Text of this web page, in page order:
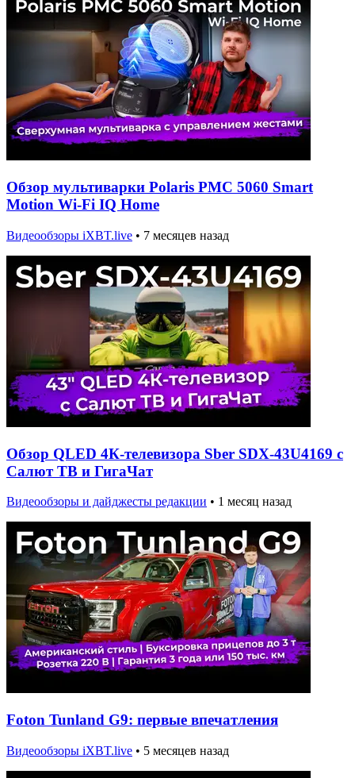
Обзор мультиварки Polaris PMC 5060 Smart
Motion Wi-Fi IQ Home
Видеообзоры iXBT.live • 7 месяцев назад
Обзор QLED 4К-телевизора Sber SDX-43U4169 с
Салют ТВ и ГигаЧат
Видеообзоры и дайджесты редакции • 1 месяц назад
Foton Tunland G9: первые впечатления
Видеообзоры iXBT.live • 5 месяцев назад